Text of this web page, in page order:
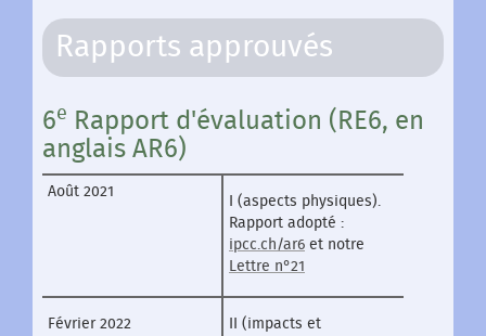
Rapports approuvés
6e
Rapport d'évaluation (RE6, en
anglais AR6)
Août 2021
I (aspects physiques).
Rapport adopté :
ipcc.ch/ar6 et notre
Lettre n°21
Février 2022
II (impacts et